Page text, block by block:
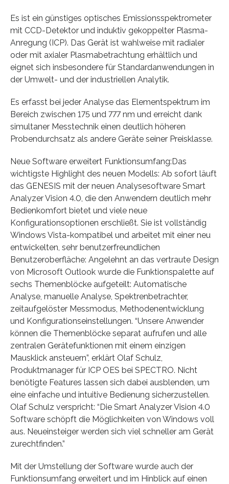
Es ist ein günstiges optisches Emissionsspektrometer
mit CCD-Detektor und induktiv gekoppelter Plasma-
Anregung (ICP). Das Gerät ist wahlweise mit radialer
oder mit axialer Plasmabetrachtung erhältlich und
eignet sich insbesondere für Standardanwendungen in
der Umwelt- und der industriellen Analytik.
Es erfasst bei jeder Analyse das Elementspektrum im
Bereich zwischen 175 und 777 nm und erreicht dank
simultaner Messtechnik einen deutlich höheren
Probendurchsatz als andere Geräte seiner Preisklasse.
Neue Software erweitert Funktionsumfang:Das
wichtigste Highlight des neuen Modells: Ab sofort läuft
das GENESIS mit der neuen Analysesoftware Smart
Analyzer Vision 4.0, die den Anwendern deutlich mehr
Bedienkomfort bietet und viele neue
Konfigurationsoptionen erschließt. Sie ist vollständig
Windows Vista-kompatibel und arbeitet mit einer neu
entwickelten, sehr benutzerfreundlichen
Benutzeroberfläche: Angelehnt an das vertraute Design
von Microsoft Outlook wurde die Funktionspalette auf
sechs Themenblöcke aufgeteilt: Automatische
Analyse, manuelle Analyse, Spektrenbetrachter,
zeitaufgelöster Messmodus, Methodenentwicklung
und Konfigurationseinstellungen. “Unsere Anwender
können die Themenblöcke separat aufrufen und alle
zentralen Gerätefunktionen mit einem einzigen
Mausklick ansteuern”, erklärt Olaf Schulz,
Produktmanager für ICP OES bei SPECTRO. Nicht
benötigte Features lassen sich dabei ausblenden, um
eine einfache und intuitive Bedienung sicherzustellen.
Olaf Schulz verspricht: “Die Smart Analyzer Vision 4.0
Software schöpft die Möglichkeiten von Windows voll
aus. Neueinsteiger werden sich viel schneller am Gerät
zurechtfinden.”
Mit der Umstellung der Software wurde auch der
Funktionsumfang erweitert und im Hinblick auf einen